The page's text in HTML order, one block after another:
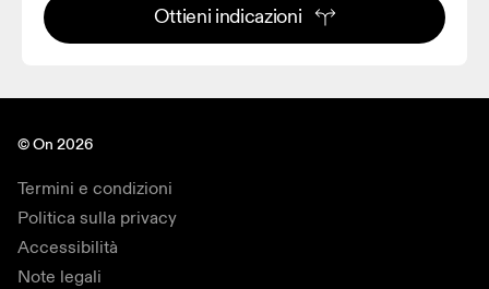
Ottieni indicazioni
© On 2026
Termini e condizioni
Politica sulla privacy
Accessibilità
Note legali